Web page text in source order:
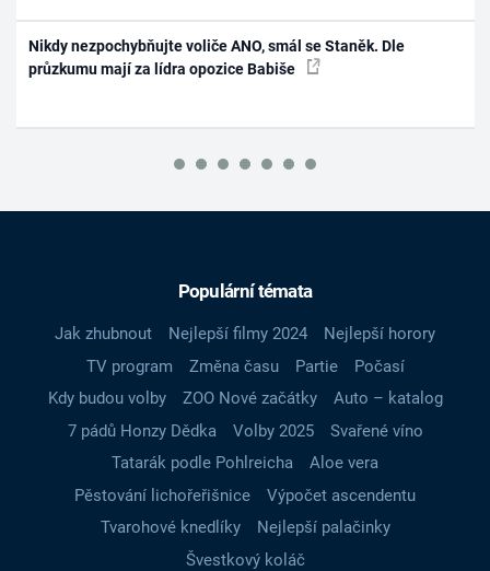
Nikdy nezpochybňujte voliče ANO, smál se Staněk. Dle
průzkumu mají za lídra opozice Babiše
Populární témata
Jak zhubnout Nejlepší filmy 2024
Nejlepší horory
TV program
Změna času Partie
Počasí
Kdy budou volby
ZOO Nové začátky
Auto – katalog
7 pádů Honzy Dědka
Volby 2025
Svařené víno
Tatarák podle Pohlreicha
Aloe vera
Pěstování lichořeřišnice
Výpočet ascendentu
Tvarohové knedlíky
Nejlepší palačinky
Švestkový koláč